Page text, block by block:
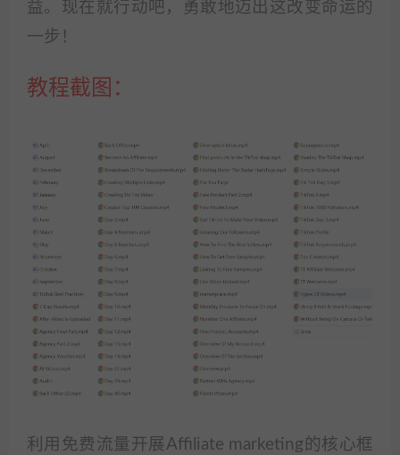
益。现在就行动吧，勇敢地迈出这改变命运的
一步！
教程截图：
利用免费流量开展Affiliate marketing的核心框